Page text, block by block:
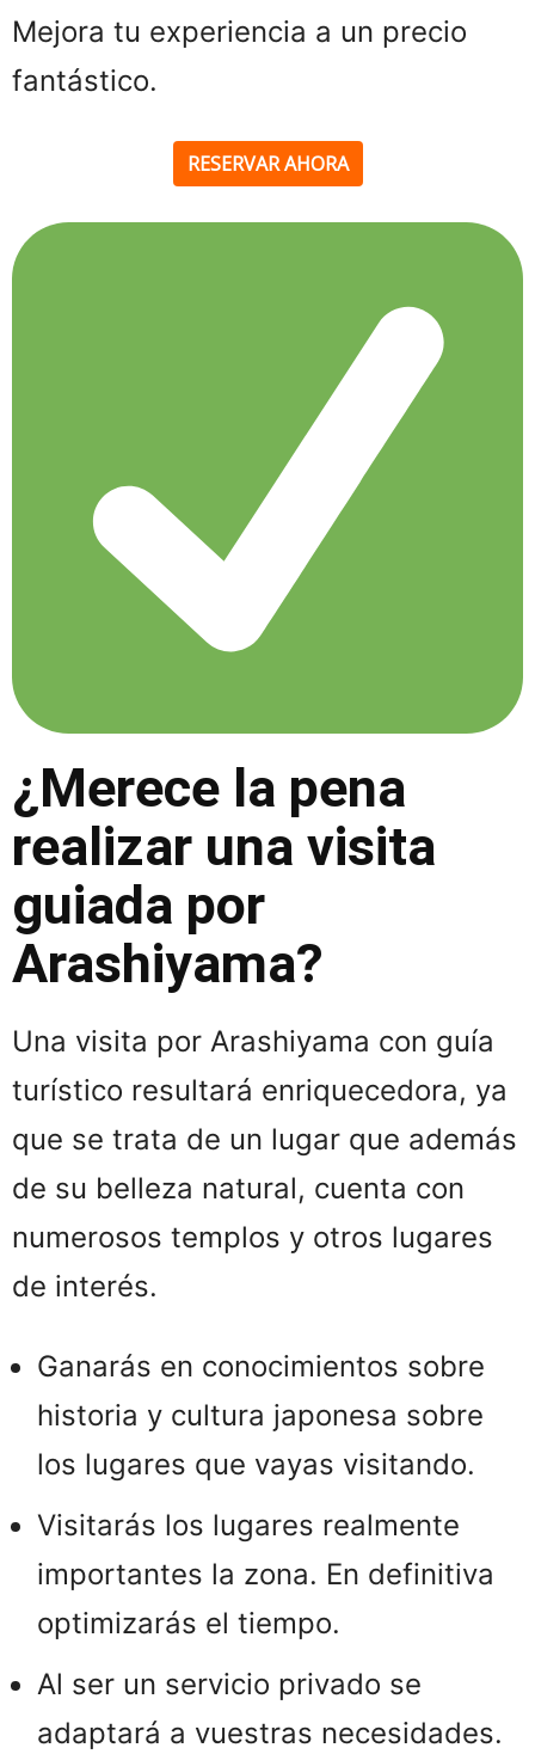
Mejora tu experiencia a un precio
fantástico.
RESERVAR AHORA
¿Merece la pena
realizar una visita
guiada por
Arashiyama?
Una visita por Arashiyama con guía
turístico resultará enriquecedora, ya
que se trata de un lugar que además
de su belleza natural, cuenta con
numerosos templos y otros lugares
de interés.
Ganarás en conocimientos sobre
historia y cultura japonesa sobre
los lugares que vayas visitando.
Visitarás los lugares realmente
importantes la zona. En definitiva
optimizarás el tiempo.
Al ser un servicio privado se
adaptará a vuestras necesidades.